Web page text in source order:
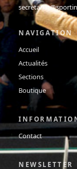
NAVIGATION
Accueil
Actualités
Sections
Boutique
Contact
NEWSLETTER